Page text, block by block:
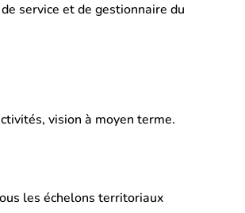
service et de gestionnaire du
vision à moyen terme.
les échelons territoriaux